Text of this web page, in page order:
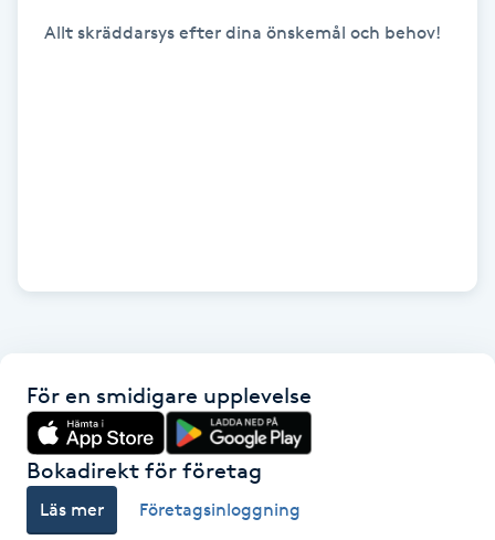
Kemisk peeling
Kinesiologi
Kinesisk medicin
Kiropraktik
Allt skräddarsys efter dina önskemål och behov!
För en smidigare upplevelse
Bokadirekt för företag
Läs mer Företagsinloggning